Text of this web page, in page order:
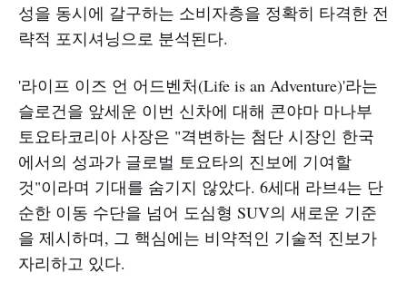
성을 동시에 갈구하는 소비자층을 정확히 타격한 전
략적 포지셔닝으로 분석된다.
'라이프 이즈 언 어드벤처(Life is an Adventure)'라는
슬로건을 앞세운 이번 신차에 대해 콘야마 마나부
토요타코리아 사장은 "격변하는 첨단 시장인 한국
에서의 성과가 글로벌 토요타의 진보에 기여할
것"이라며 기대를 숨기지 않았다. 6세대 라브4는 단
순한 이동 수단을 넘어 도심형 SUV의 새로운 기준
을 제시하며, 그 핵심에는 비약적인 기술적 진보가
자리하고 있다.